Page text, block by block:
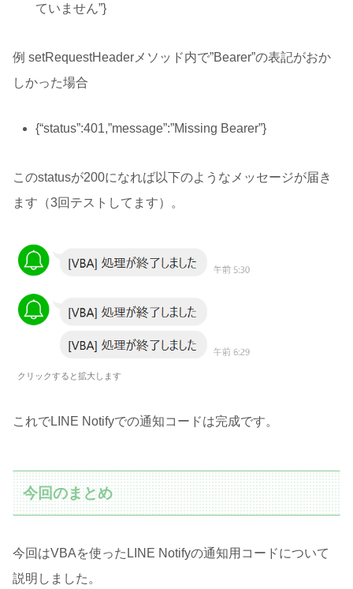
ていません”}
例 setRequestHeaderメソッド内で”Bearer”の表記がおか
しかった場合
{“status”:401,”message”:”Missing Bearer”}
このstatusが200になれば以下のようなメッセージが届き
ます（3回テストしてます）。
クリックすると拡大します
これでLINE Notifyでの通知コードは完成です。
今回のまとめ
今回はVBAを使ったLINE Notifyの通知用コードについて
説明しました。